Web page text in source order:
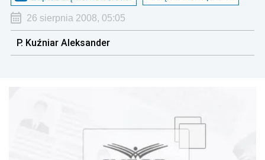
26 sierpnia 2008, 05:05
P. Kuźniar Aleksander